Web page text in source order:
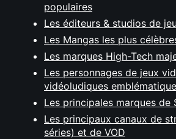
populaires
Les éditeurs & studios de
Les Mangas les plus
Les marques High-Tech
Les personnages de jeux
vidéoludiques
Les principales marques de
Les principaux canaux de
séries) et de VOD